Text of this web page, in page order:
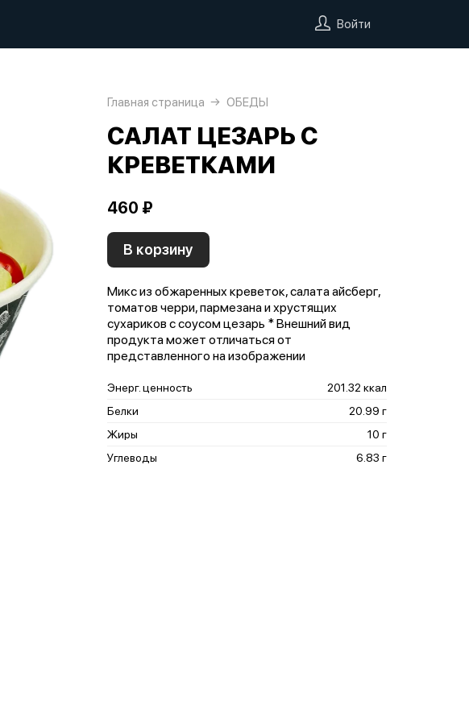
Войти
Главная страница ОБЕДЫ
САЛАТ ЦЕЗАРЬ С
КРЕВЕТКАМИ
460 ₽
В корзину
Микс из обжаренных креветок, салата айсберг,
томатов черри, пармезана и хрустящих
сухариков с соусом цезарь * Внешний вид
продукта может отличаться от
представленного на изображении
Энерг. ценность
201.32 ккал
Белки
20.99 г
Жиры
10 г
Углеводы
6.83 г